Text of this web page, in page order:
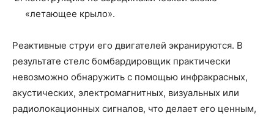
«летающее крыло».
Реактивные струи его двигателей экранируются. В
результате стелс бомбардировщик практически
невозможно обнаружить с помощью инфракрасных,
акустических, электромагнитных, визуальных или
радиолокационных сигналов, что делает его ценным,